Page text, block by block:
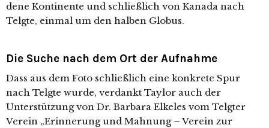
de­ne Kontinente und schließ­lich von Kanada nach
Telgte, ein­mal um den hal­ben Globus.
Die Suche nach dem Ort der Aufnahme
Dass aus dem Foto schließ­lich eine kon­kre­te Spur
nach Telgte wur­de, ver­dankt Taylor auch der
Unterstützung von Dr. Barbara Elkeles vom Telgter
Verein „Erinnerung und Mahnung – Verein zur